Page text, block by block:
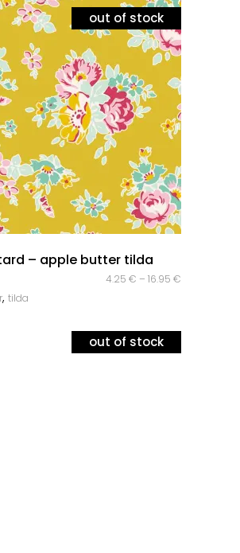
out of stock
– apple butter tilda
4.25 € – 16.95 €
, tilda
out of stock